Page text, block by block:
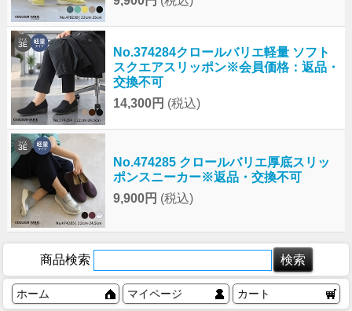
No.374284クロールバリエ軽量 ソフト
スクエアスリッポン※会員価格：返品・
交換不可
14,300円 (税込)
No.474285 クロールバリエ厚底スリッ
ポンスニーカー※返品・交換不可
9,900円 (税込)
商品検索
ホーム マイページ カート